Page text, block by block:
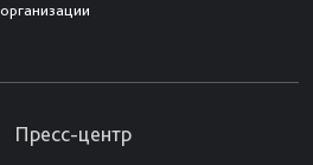
организации
Пресс-центр